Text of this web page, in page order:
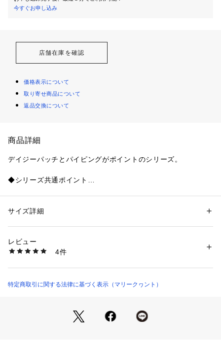
今すぐお申し込み
店舗在庫を確認
価格表示について
取り寄せ商品について
返品交換について
商品詳細
デイジーパッチとパイピングがポイントのシリーズ。
◆シリーズ共通ポイント
・裏地は総柄デイジー
◆アイテム紹介（キーケース）
性別：レディース
リー
素材：牛革
生産国：ベトナム
222914407 （ショップ）
サイズ詳細
レビュー
4件
特定商取引に関する法律に基づく表示（マリークヮント）